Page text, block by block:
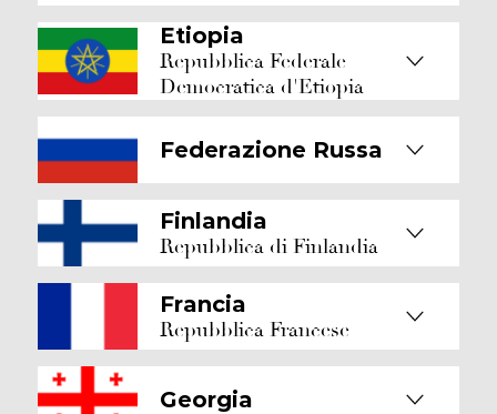
Etiopia
Repubblica Federale
Democratica d'Etiopia
Federazione Russa
Finlandia
Repubblica di Finlandia
Francia
Repubblica Francese
Georgia